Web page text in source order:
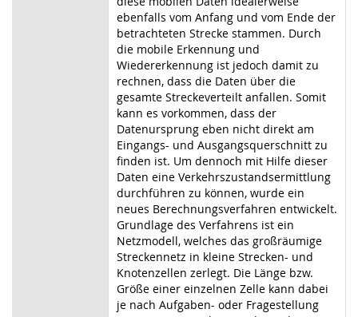
ebenfalls vom Anfang und vom Ende der
betrachteten Strecke stammen. Durch
die mobile Erkennung und
Wiedererkennung ist jedoch damit zu
rechnen, dass die Daten über die
gesamte Streckeverteilt anfallen. Somit
kann es vorkommen, dass der
Datenursprung eben nicht direkt am
Eingangs- und Ausgangsquerschnitt zu
finden ist. Um dennoch mit Hilfe dieser
Daten eine Verkehrszustandsermittlung
durchführen zu können, wurde ein
neues Berechnungsverfahren entwickelt.
Grundlage des Verfahrens ist ein
Netzmodell, welches das großräumige
Streckennetz in kleine Strecken- und
Knotenzellen zerlegt. Die Länge bzw.
Größe einer einzelnen Zelle kann dabei
je nach Aufgaben- oder Fragestellung